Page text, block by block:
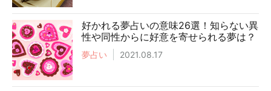
好かれる夢占いの意味26選！知らない異
性や同性からに好意を寄せられる夢は？
夢占い 2021.08.17